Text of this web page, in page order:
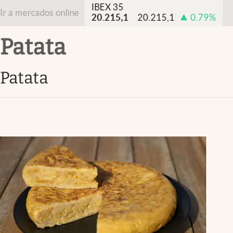
Ir a mercados online
IBEX 35
20.215,1
20.215,1 0.79%
patata
patata